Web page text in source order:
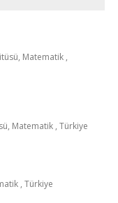
Matematik ,
Matematik , Türkiye
, Türkiye